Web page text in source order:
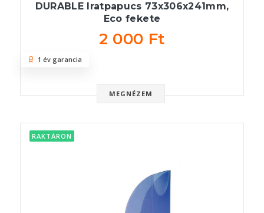
DURABLE Iratpapucs 73x306x241mm,
Eco fekete
2 000 Ft
MEGNÉZEM
1 év garancia
RAKTÁRON